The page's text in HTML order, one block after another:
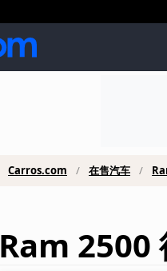
Carros.com 在售汽车
Ram 2500